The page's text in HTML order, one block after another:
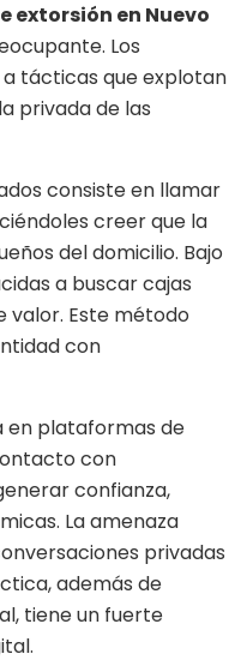
extorsión en Nuevo
Los
tácticas que explotan
privada de las
consiste en llamar
creer que la
del domicilio. Bajo
a buscar cajas
valor. Este método
con
en plataformas de
con
confianza,
La amenaza
privadas
además de
tiene un fuerte